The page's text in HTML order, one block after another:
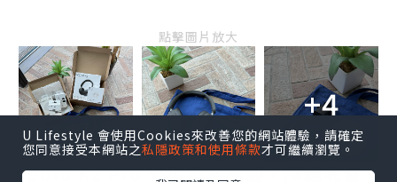
點擊圖片放大
+4
Sudio K2 Pro 外型型格美觀，隔絕噪音，
U Lifestyle 會使用Cookies來改善您的網站體驗，請確定
您同意接受本網站之私隱政策和使用條款才可繼續瀏覽。